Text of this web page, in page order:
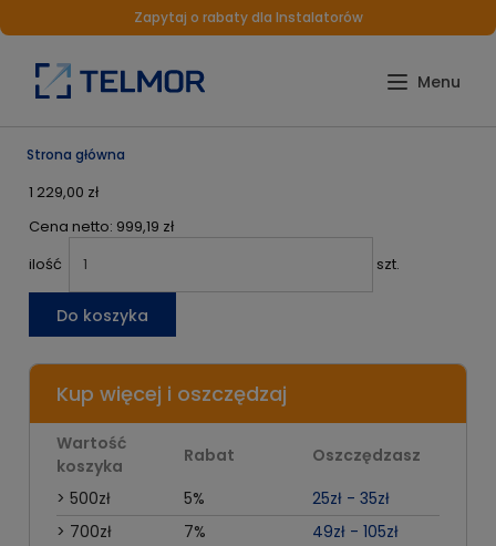
Zapytaj o rabaty dla Instalatorów
Strona główna
1 229,00 zł
Cena netto: 999,19 zł
ilość
szt.
Do koszyka
Kup więcej i oszczędzaj
Wartość
koszyka
Rabat
Oszczędzasz
> 500zł
5%
25zł - 35zł
> 700zł
7%
49zł - 105zł